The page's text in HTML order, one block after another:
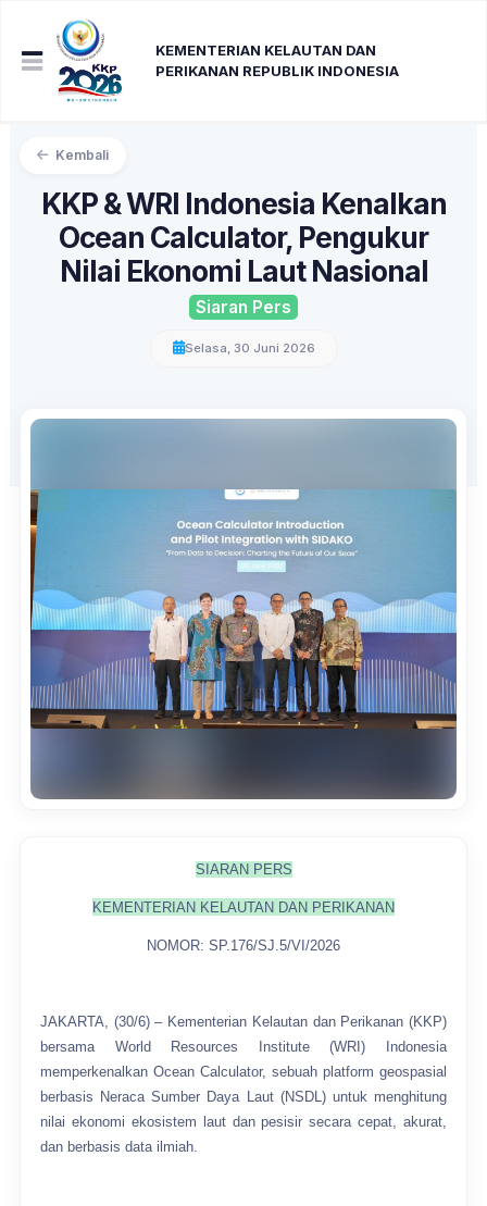
KEMENTERIAN KELAUTAN DAN
PERIKANAN REPUBLIK INDONESIA
Kembali
KKP & WRI Indonesia Kenalkan
Ocean Calculator, Pengukur
Nilai Ekonomi Laut Nasional
Siaran Pers
Selasa, 30 Juni 2026
SIARAN PERS
KEMENTERIAN KELAUTAN DAN PERIKANAN
NOMOR: SP.176/SJ.5/VI/2026
JAKARTA, (30/6) – Kementerian Kelautan dan Perikanan (KKP)
bersama World Resources Institute (WRI) Indonesia
memperkenalkan Ocean Calculator, sebuah platform geospasial
berbasis Neraca Sumber Daya Laut (NSDL) untuk menghitung
nilai ekonomi ekosistem laut dan pesisir secara cepat, akurat,
dan berbasis data ilmiah.